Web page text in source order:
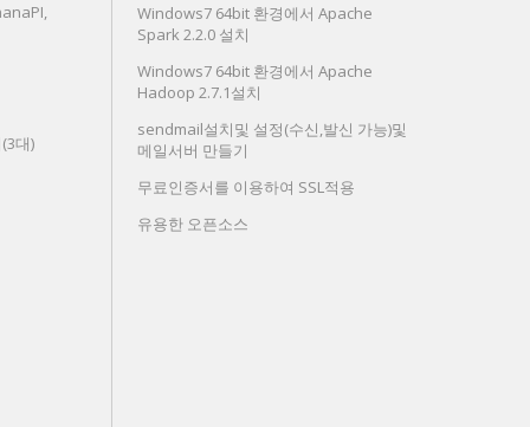
대)
Windows7 64bit 환경에서 Apache
Spark 2.2.0 설치
Windows7 64bit 환경에서 Apache
Hadoop 2.7.1설치
sendmail설치및 설정(수신,발신 가능)및
메일서버 만들기
무료인증서를 이용하여 SSL적용
유용한 오픈소스